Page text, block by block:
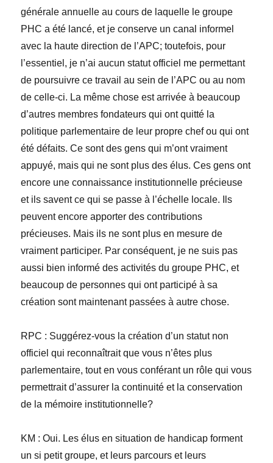
générale annuelle au cours de laquelle le groupe
PHC a été lancé, et je conserve un canal informel
avec la haute direction de l’APC; toutefois, pour
l’essentiel, je n’ai aucun statut officiel me permettant
de poursuivre ce travail au sein de l’APC ou au nom
de celle-ci. La même chose est arrivée à beaucoup
d’autres membres fondateurs qui ont quitté la
politique parlementaire de leur propre chef ou qui ont
été défaits. Ce sont des gens qui m’ont vraiment
appuyé, mais qui ne sont plus des élus. Ces gens ont
encore une connaissance institutionnelle précieuse
et ils savent ce qui se passe à l’échelle locale. Ils
peuvent encore apporter des contributions
précieuses. Mais ils ne sont plus en mesure de
vraiment participer. Par conséquent, je ne suis pas
aussi bien informé des activités du groupe PHC, et
beaucoup de personnes qui ont participé à sa
création sont maintenant passées à autre chose.
RPC : Suggérez-vous la création d’un statut non
officiel qui reconnaîtrait que vous n’êtes plus
parlementaire, tout en vous conférant un rôle qui vous
permettrait d’assurer la continuité et la conservation
de la mémoire institutionnelle?
KM : Oui. Les élus en situation de handicap forment
un si petit groupe, et leurs parcours et leurs